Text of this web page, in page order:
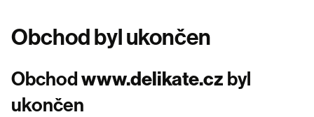
Obchod byl ukončen
Obchodwww.delikate.cz byl
ukončen